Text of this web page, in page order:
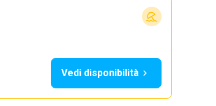
Vedi disponibilità